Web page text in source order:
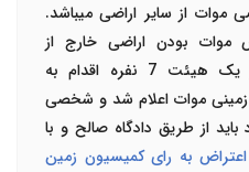
از سایر اراضی می­باشد.
موات بودن اراضی خارج از
محدوده شهرها با استفاده از یک هیئت 7 نفره اقدام به
موات اعلام شد و شخصی
از طریق دادگاه صالح و با
اعتراض به رای کمیسیون زمین